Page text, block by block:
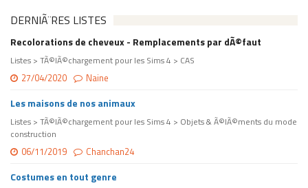
DERNIÃ¨RES LISTES
Recolorations de cheveux - Remplacements par dÃ©faut
Listes > TÃ©lÃ©chargement pour les Sims 4 > CAS
27/04/2020 Naine
Les maisons de nos animaux
Listes > TÃ©lÃ©chargement pour les Sims 4 > Objets & Ã©lÃ©ments du mode
construction
06/11/2019 Chanchan24
Costumes en tout genre